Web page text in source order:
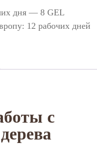
дня — 8 GEL
12 рабочих дней
с